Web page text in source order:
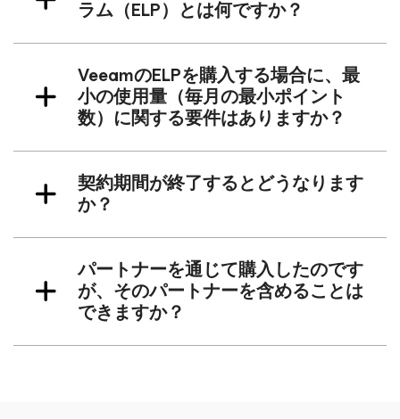
ラム（ELP）とは何ですか？
VeeamのELPを購入する場合に、最
小の使用量（毎月の最小ポイント
数）に関する要件はありますか？
契約期間が終了するとどうなります
か？
パートナーを通じて購入したのです
が、そのパートナーを含めることは
できますか？